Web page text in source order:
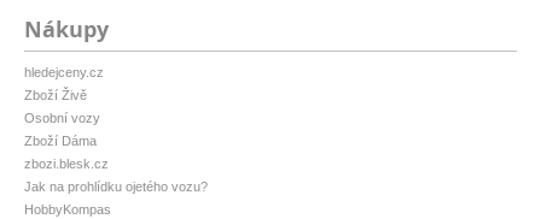
Nákupy
hledejceny.cz
Zboží Živě
Osobní vozy
Zboží Dáma
zbozi.blesk.cz
Jak na prohlídku ojetého vozu?
HobbyKompas